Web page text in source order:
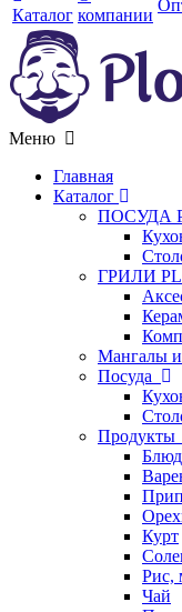
Каталог компании
Меню
Главная
Каталог
ПОСУДА
ГРИЛИ
Мангалы
Посуда
Продукты
Курт
Рис,
Чай